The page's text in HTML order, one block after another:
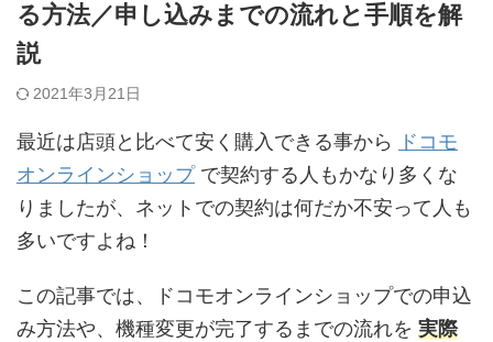
る方法／申し込みまでの流れと手順を解
説
2021年3月21日
最近は店頭と比べて安く購入できる事から
ドコモ
オンラインショップで契約する人もかなり多くな
りましたが、ネットでの契約は何だか不安って人も
多いですよね！
この記事では、ドコモオンラインショップでの申込
み方法や、機種変更が完了するまでの流れを 実際